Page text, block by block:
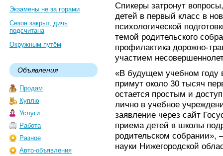
Экзамены не за горами
Сезон закрыт, дичь
подсчитана
Окружным путём
Объявления
Продам
Куплю
Услуги
Работа
Разное
Авто-объявления
Спикеры затронут
детей в первый класс в
психологической
темой родительского
профилактика дорожно-
участием
«В будущем учебном году
примут около 30 тысяч
остается простым и
лично в учебное
заявление через сайт
приема детей в школы
родительском собрании»,
науки Нижегородской